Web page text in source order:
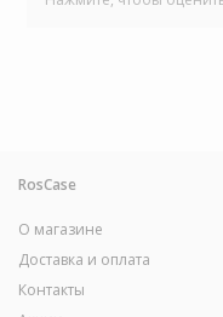
RosCase
О магазине
Доставка и оплата
Контакты